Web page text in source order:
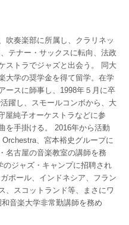
吹奏楽部に所属し、クラリネッ
テナー・サックスに転向、法政
ストラでジャズと出会う。 同大
大学の奨学金を得て留学。在学
ースに師事し、1998年５月に卒
躍し、スモールコンボから、大
屋純子オーケストラなどに参
を手掛ける。 2016年から活動
、宮本裕史グループに
名古屋の音楽教室の講師を務
ジャズ・キャンプに招聘され
ポール、インドネシア、フラン
、スコットランド等、まさにワ
音楽大学非常勤講師を務め